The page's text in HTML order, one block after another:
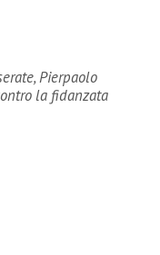
Pierpaolo
la fidanzata